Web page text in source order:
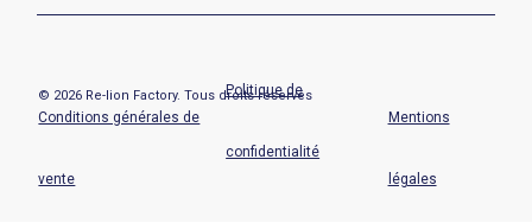
© 2026 Re-lion Factory. Tous droits réservés
Conditions générales de
vente
Politique de
confidentialité
Mentions
légales